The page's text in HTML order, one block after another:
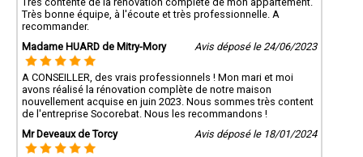
Très bonne équipe, à l'écoute et très professionnelle. A
recommander.
Madame HUARD de Mitry-Mory
Avis déposé le 24/06/2023
A CONSEILLER, des vrais professionnels ! Mon mari et moi
avons réalisé la rénovation complète de notre maison
nouvellement acquise en juin 2023. Nous sommes très content
de l'entreprise Socorebat. Nous les recommandons !
Mr Deveaux de Torcy
Avis déposé le 18/01/2024